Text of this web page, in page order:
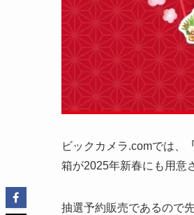
ビックカメラ.comでは、
箱が2025年新春にも用意
抽選予約販売であるので